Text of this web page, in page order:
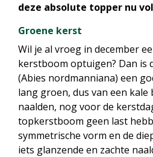
deze absolute topper nu
Groene kerst
Wil je al vroeg in december
kerstboom optuigen? Dan is
(Abies nordmanniana) een
lang groen, dus van een kale
naalden, nog voor de
topkerstboom geen last
symmetrische vorm en de
iets glanzende en zachte